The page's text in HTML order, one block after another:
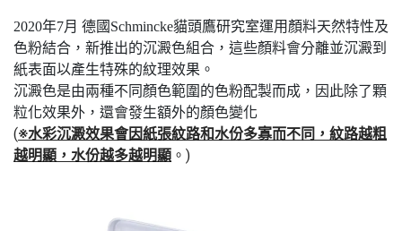
2020年7月 德國Schmincke貓頭鷹研究室運用顏料天然特性及
色粉結合，新推出的沉澱色組合，這些顏料會分離並沉澱到
紙表面以產生特殊的紋理效果。
沉澱色是由兩種不同顏色範圍的色粉配製而成，因此除了顆
粒化效果外，還會發生額外的顏色變化
(※水彩沉澱效果會因紙張紋路和水份多寡而不同，紋路越粗
越明顯，水份越多越明顯 。)